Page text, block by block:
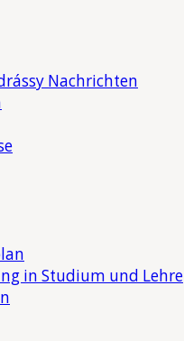
Nachrichten
in Studium und Lehre